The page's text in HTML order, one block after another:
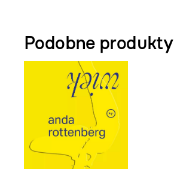
Podobne produkty